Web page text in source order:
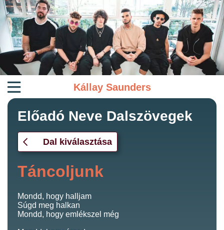
Kállay Saunders
Előadó Neve Dalszövegek
Dal kiválasztása
Táncoljunk
Mondd, hogy halljam
Súgd meg halkan
Mondd, hogy emlékszel még